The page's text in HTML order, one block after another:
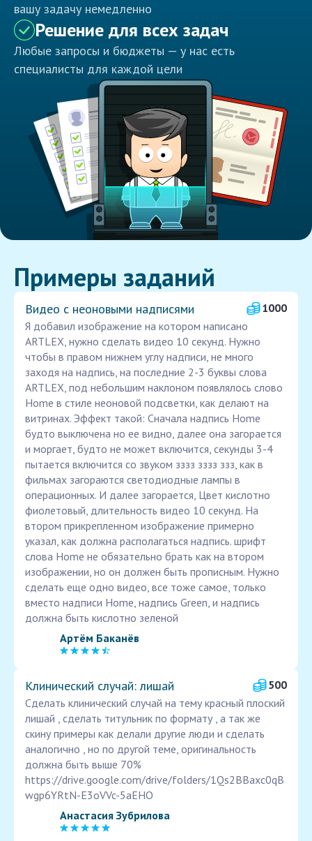
вашу задачу немедленно
Решение для всех задач
Любые запросы и бюджеты — у нас есть
специалисты для каждой цели
Примеры заданий
Видео с неоновыми надписями
1000
Я добавил изображение на котором написано
ARTLEX, нужно сделать видео 10 секунд. Нужно
чтобы в правом нижнем углу надписи, не много
заходя на надпись, на последние 2-3 буквы слова
ARTLEX, под небольшим наклоном появлялось слово
Home в стиле неоновой подсветки, как делают на
витринах. Эффект такой: Сначала надпись Home
будто выключена но ее видно, далее она загорается
и моргает, будто не может включится, секунды 3-4
пытается включится со звуком зззз зззз ззз, как в
фильмах загораются светодиодные лампы в
операционных. И далее загорается, Цвет кислотно
фиолетовый, длительность видео 10 секунд. На
втором прикрепленном изображение примерно
указал, как должна располагаться надпись. шрифт
слова Home не обязательно брать как на втором
изображении, но он должен быть прописным. Нужно
сделать еще одно видео, все тоже самое, только
вместо надписи Home, надпись Green, и надпись
должна быть кислотно зеленой
Артём Баканёв
Клинический случай: лишай
500
Сделать клинический случай на тему красный плоский
лишай , сделать титульник по формату , а так же
скину примеры как делали другие люди и сделать
аналогично , но по другой теме, оригинальность
должна быть выше 70%
https://drive.google.com/drive/folders/1Qs2BBaxc0qB
wgp6YRtN-E3oVVc-5aEHO
Анастасия Зубрилова